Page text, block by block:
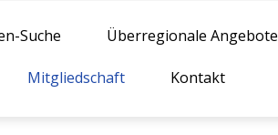
Suche Überregionale Angebote
Mitgliedschaft Kontakt